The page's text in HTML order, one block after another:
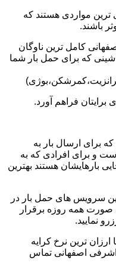
ترین مواردی هستند که
باشند.
کامل ترین ناوگان
که برای حمل بار شما
برایتان فراهم آورد.
برای ارسال بار به
و برای افرادی که به
بارهایشان هستند بهترین
سرویس های حمل بار در
همه روزه برقرار
نمایید.
ترین نرخ کرایه
اشرفی اصفهانی تماس